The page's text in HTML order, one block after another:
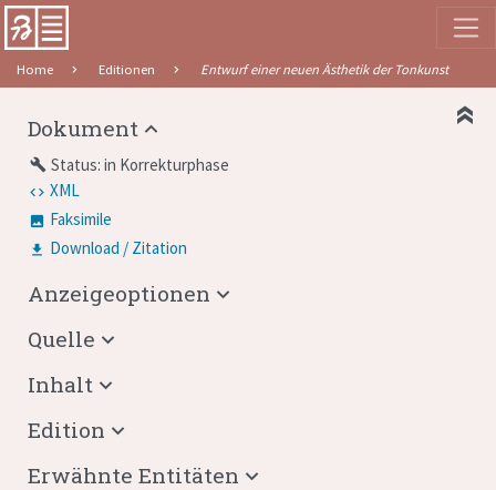
Home Editionen Entwurf einer neuen Ästhetik der Tonkunst
Dokument
build Status: in Korrekturphase
XML
Faksimile
Download / Zitation
Anzeigeoptionen
Quelle
Inhalt
Edition
Erwähnte Entitäten